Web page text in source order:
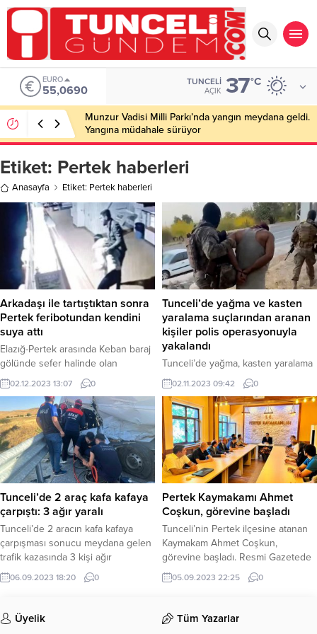
EURO
55,0690
TUNCELI
AÇIK 37°C
Munzur Vadisi Milli Parkı’nda yangın meydana geldi.
Yangına müdahale sürüyor
Etiket: Pertek haberleri
Anasayfa Etiket: Pertek haberleri
Arkadaşı ile tartıştıktan sonra
Pertek feribotundan kendini
suya attı
Elazığ-Pertek arasında Keban baraj
gölünde sefer halinde olan
feribotta bulunan bir bayan,
arkadaşı ile tartıştıktan sonra
kendini suya attı. Kadın, personelin
suya bıraktığı can simidi sayesinde
kurtarıldı. Olay, Elazığ-Pertek
arasında Keban Baraj Gölünde
sefer yapan bir feribotta meydana
geldi. İddiaya göre, feribota yolcu
olarak binen iki arkadaş arasında
nedeni henüz...
02.12.2023 13:07 0
Tunceli’de yağma ve kasten
yaralama suçlarından aranan
kişiler polis operasyonuyla
yakalandı
Tunceli’de yağma, kasten yaralama
gibi suçlardan dolayı aranan 4 kişi,
İl Emniyet Müdürlüğü ekiplerinin
düzenlediği operasyonda
yakalandı. Tunceli’nin Pertek
ilçesinde 2 Ekim 2023 günü
meydana gelen yağma, mala zarar
verme, 6136 sayılı kanuna
muhalefet, tehdit, hakaret ve
kasten yaralama olayına ilişkin
olarak Emniyet Müdürlüğü Özel
Harekat Polisleri tarafından
operasyon düzenlendi....
02.11.2023 09:42 0
Tunceli’de 2 araç kafa kafaya
çarpıştı: 3 ağır yaralı
Tunceli’de 2 aracın kafa kafaya
çarpışması sonucu meydana gelen
trafik kazasında 3 kişi ağır
yaralandı. Edinilen bilgilere göre
kaza, Tunceli-Pertek-Elazığ kara
yönde ilerleyen plakaları
öğrenilemeyen iki transit, kafa
06.09.2023 18:20 0
Pertek Kaymakamı Ahmet
Coşkun, görevine başladı
Tunceli’nin Pertek ilçesine atanan
Kaymakam Ahmet Coşkun,
görevine başladı. Resmi Gazetede
yayımlanan Cumhurbaşkanlığı
Atama Kararı ile Pertek’e atanan
görevini başladı. Kaymakam
Coşkun için Hükümet Konağı
05.09.2023 22:25 0
Üyelik Tüm Yazarlar